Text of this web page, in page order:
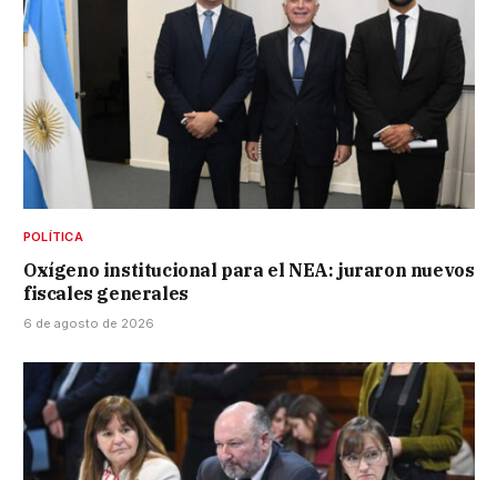
POLÍTICA
Oxígeno institucional para el NEA: juraron nuevos
fiscales generales
6 de agosto de 2026